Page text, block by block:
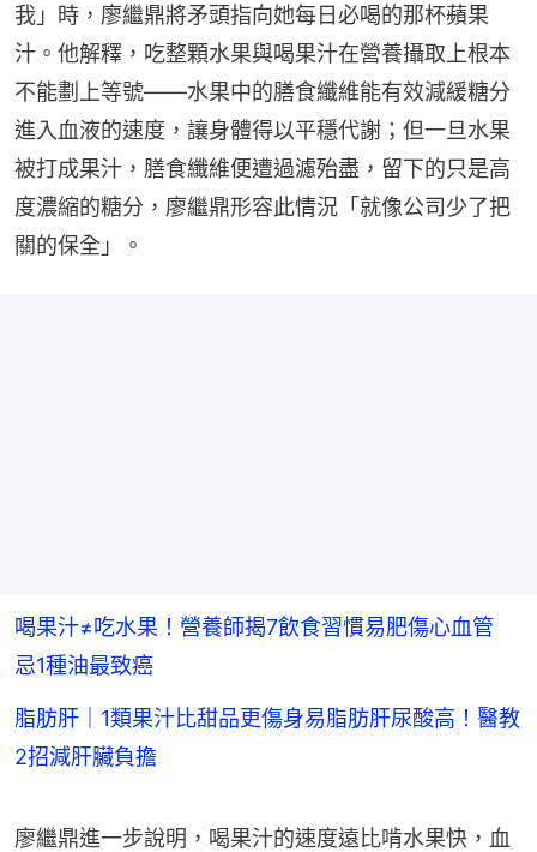
我」時，廖繼鼎將矛頭指向她每日必喝的那杯蘋果
汁。他解釋，吃整顆水果與喝果汁在營養攝取上根本
不能劃上等號——水果中的膳食纖維能有效減緩糖分
進入血液的速度，讓身體得以平穩代謝；但一旦水果
被打成果汁，膳食纖維便遭過濾殆盡，留下的只是高
度濃縮的糖分，廖繼鼎形容此情況「就像公司少了把
關的保全」。
喝果汁≠吃水果！營養師揭7飲食習慣易肥傷心血管
忌1種油最致癌
脂肪肝｜1類果汁比甜品更傷身易脂肪肝尿酸高！醫教
2招減肝臟負擔
廖繼鼎進一步說明，喝果汁的速度遠比啃水果快，血